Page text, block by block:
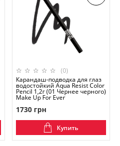
(0)
Карандаш-подводка для глаз
водостойкий Aqua Resist Color
Pencil 1,2г (01 Чернее черного)
Make Up For Ever
1730 грн
Купить